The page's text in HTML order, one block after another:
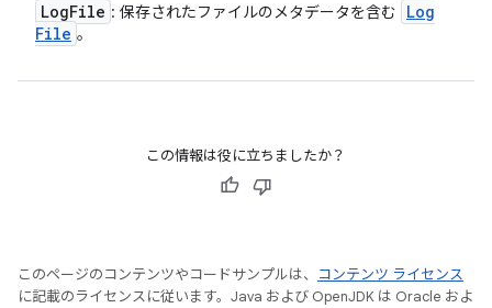
LogFile : 保存されたファイルのメタデータを含む
Log
File 。
この情報は役に立ちましたか？
このページのコンテンツやコードサンプルは、
コンテンツ ライセンス
に記載のライセンスに従います。Java および OpenJDK は Oracle およ